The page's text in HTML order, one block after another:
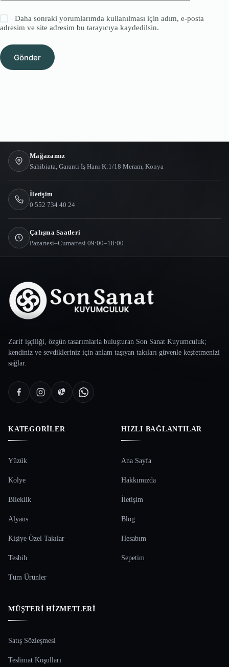
Daha sonraki yorumlarımda kullanılması için adım, e-posta
adresim ve site adresim bu tarayıcıya kaydedilsin.
Gönder
Mağazamız
Sahibiata, Garanti İş Hanı K:1/18 Meram, Konya
İletişim
0 552 734 40 24
Çalışma Saatleri
Pazartesi–Cumartesi 09:00–18:00
Zarif işçiliği, özgün tasarımlarla buluşturan Son Sanat Kuyumculuk;
kendiniz ve sevdikleriniz için anlam taşıyan takıları güvenle keşfetmenizi
sağlar.
KATEGORILER
Yüzük
Kolye
Bileklik
Alyans
Kişiye Özel Takılar
Tesbih
Tüm Ürünler
HIZLI BAĞLANTILAR
Ana Sayfa
Hakkımızda
İletişim
Blog
Hesabım
Sepetim
MÜŞTERI HIZMETLERI
Satış Sözleşmesi
Teslimat Koşulları